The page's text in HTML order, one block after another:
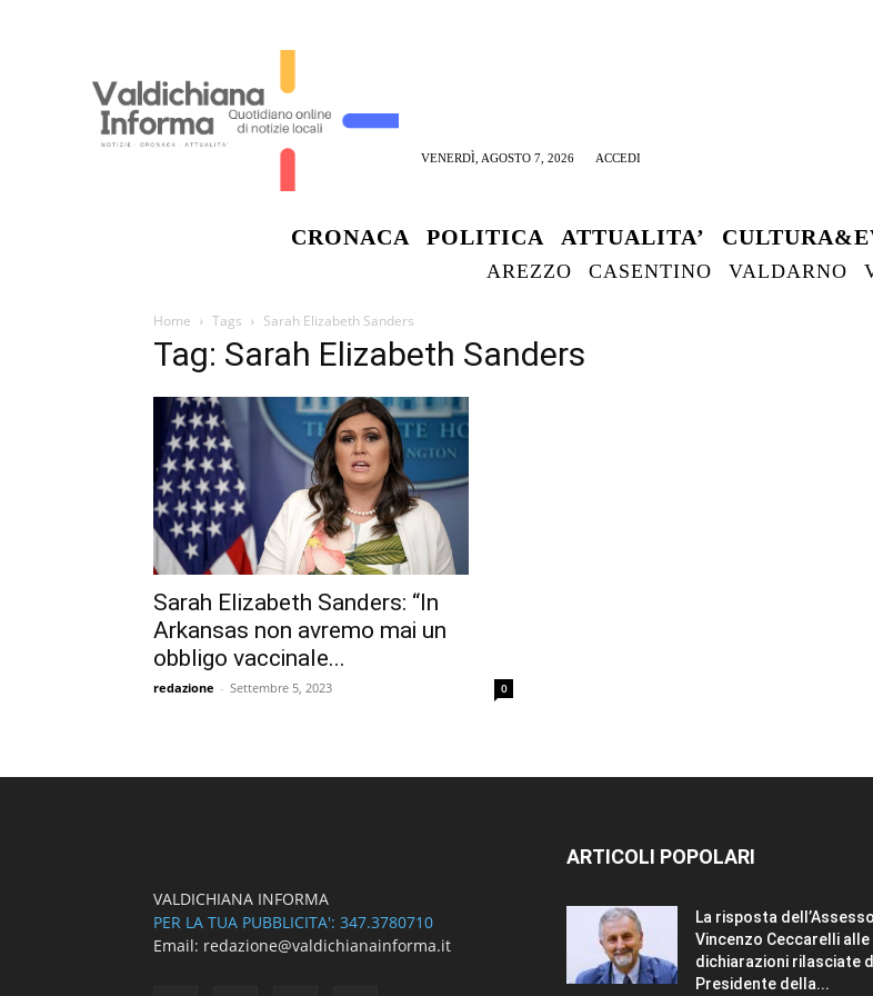
VENERDÌ, AGOSTO 7, 2026 ACCEDI
CRONACA POLITICA ATTUALITA’
AREZZO CASENTINO VALDARNO
Home Tags Sarah Elizabeth Sanders
Tag: Sarah Elizabeth Sanders
Sarah Elizabeth Sanders: “In
Arkansas non avremo mai un
obbligo vaccinale...
redazione - Settembre 5, 2023 0
VALDICHIANA INFORMA
PER LA TUA PUBBLICITA': 347.3780710
Email: redazione@valdichianainforma.it
ARTICOLI POPOLARI
La risposta
Vincenzo Ceccarelli alle
dichiarazioni rilasciate
Presidente della...